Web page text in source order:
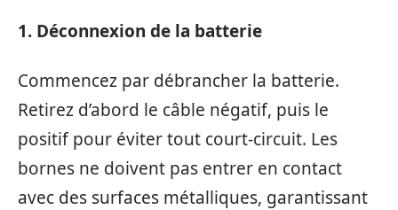
1. Déconnexion de la batterie
Commencez par débrancher la batterie.
Retirez d’abord le câble négatif, puis le
positif pour éviter tout court-circuit. Les
bornes ne doivent pas entrer en contact
avec des surfaces métalliques, garantissant